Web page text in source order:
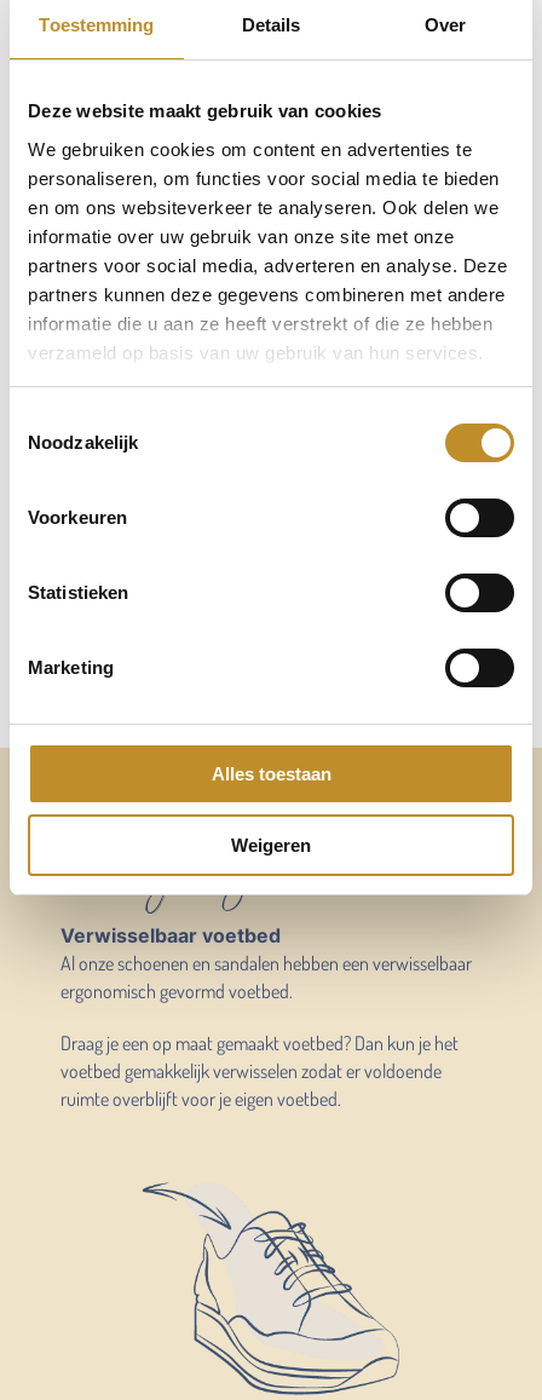
Toestemming Details Over
Deze website maakt gebruik van cookies
We gebruiken cookies om content en advertenties te
personaliseren, om functies voor social media te bieden
en om ons websiteverkeer te analyseren. Ook delen we
informatie over uw gebruik van onze site met onze
partners voor social media, adverteren en analyse. Deze
partners kunnen deze gegevens combineren met andere
informatie die u aan ze heeft verstrekt of die ze hebben
verzameld op basis van uw gebruik van hun services.
Noodzakelijk
Voorkeuren
Statistieken
Marketing
Alles toestaan
Weigeren
Altijd voldoende ruimte
voor mijn eigen voetbed
Verwisselbaar voetbed
Al onze schoenen en sandalen hebben een verwisselbaar
ergonomisch gevormd voetbed.
Draag je een op maat gemaakt voetbed? Dan kun je het
voetbed gemakkelijk verwisselen zodat er voldoende
ruimte overblijft voor je eigen voetbed.